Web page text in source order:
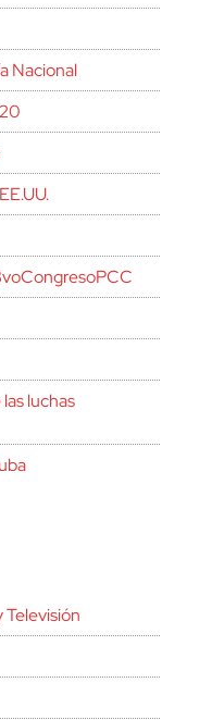
Nacional
luchas